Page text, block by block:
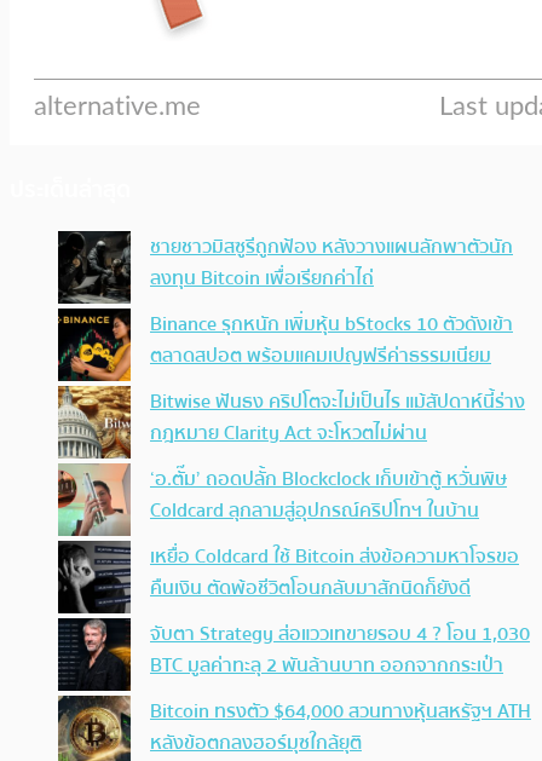
ชายชาวมิสซูรีถูกฟ้อง หลังวางแผนลักพาตัวนัก
ลงทุน Bitcoin เพื่อเรียกค่าไถ่
Binance รุกหนัก เพิ่มหุ้น bStocks 10 ตัวดังเข้า
ตลาดสปอต พร้อมแคมเปญฟรีค่าธรรมเนียม
Bitwise ฟันธง คริปโตจะไม่เป็นไร แม้สัปดาห์นี้ร่าง
กฎหมาย Clarity Act จะโหวตไม่ผ่าน
‘อ.ตั๊ม’ ถอดปลั้ก Blockclock เก็บเข้าตู้ หวั่นพิษ
Coldcard ลุกลามสู่อุปกรณ์คริปโทฯ ในบ้าน
เหยื่อ Coldcard ใช้ Bitcoin ส่งข้อความหาโจรขอ
คืนเงิน ตัดพ้อชีวิตโอนกลับมาสักนิดก็ยังดี
จับตา Strategy ส่อแววเทขายรอบ 4 ? โอน 1,030
BTC มูลค่าทะลุ 2 พันล้านบาท ออกจากกระเป๋า
Bitcoin ทรงตัว $64,000 สวนทางหุ้นสหรัฐฯ ATH
หลังข้อตกลงฮอร์มุซใกล้ยุติ